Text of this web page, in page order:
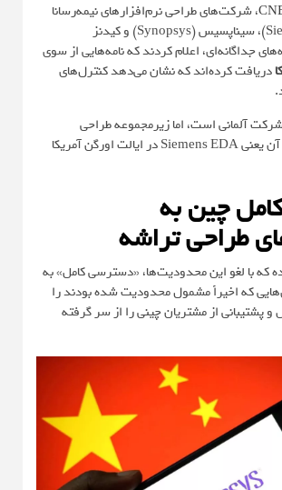
، شرکت‌های طراحی نرم‌افزارهای نیمه‌رسانا
زیمنس (Siemens AG)، سیناپسیس (Synopsys) و کیدنز
دریافت کرده‌اند که نشان می‌دهد کنترل‌های
آلمانی است، اما زیرمجموعه طراحی
نرم‌افزارهای تراشه آن یعنی Siemens EDA در ایالت اورگن آمریکا
چین به
طراحی تراشه
که با لغو این محدودیت‌ها، «دسترسی کامل» به
که اخیراً مشمول محدودیت شده بودند را
و پشتیبانی از مشتریان چینی را از سر گرفته